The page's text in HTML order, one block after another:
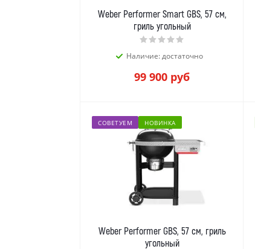
Weber Performer Smart GBS, 57 см,
гриль угольный
Наличие: достаточно
99 900 руб
СОВЕТУЕМ НОВИНКА
Weber Performer GBS, 57 см, гриль
угольный